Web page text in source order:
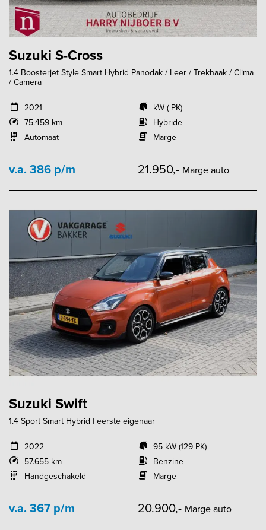
Suzuki S-Cross
1.4 Boosterjet Style Smart Hybrid Panodak / Leer / Trekhaak / Clima
/ Camera
2021
75.459 km
Automaat
kW ( PK)
Hybride
Marge
v.a. 386 p/m 21.950,- Marge auto
Suzuki Swift
1.4 Sport Smart Hybrid | eerste eigenaar
2022
57.655 km
Handgeschakeld
95 kW (129 PK)
Benzine
Marge
v.a. 367 p/m 20.900,- Marge auto